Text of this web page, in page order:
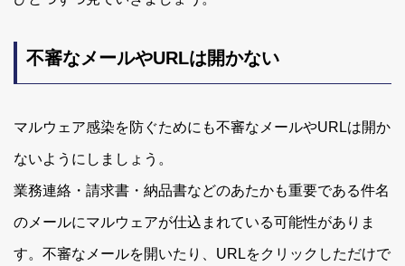
不審なメールやURLは開かない
マルウェア感染を防ぐためにも不審なメールやURLは開か
ないようにしましょう。
業務連絡・請求書・納品書などのあたかも重要である件名
のメールにマルウェアが仕込まれている可能性がありま
す。不審なメールを開いたり、URLをクリックしただけで